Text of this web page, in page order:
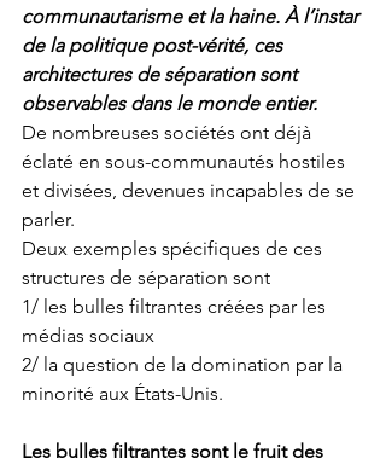
communautarisme et la haine. À l’instar
de la politique post-vérité, ces
architectures de séparation sont
observables dans le monde entier.
De nombreuses sociétés ont déjà
éclaté en sous-communautés hostiles
et divisées, devenues incapables de se
parler.
Deux exemples spécifiques de ces
structures de séparation sont
1/ les bulles filtrantes créées par les
médias sociaux
2/ la question de la domination par la
minorité aux États-Unis.
Les bulles filtrantes sont le fruit des